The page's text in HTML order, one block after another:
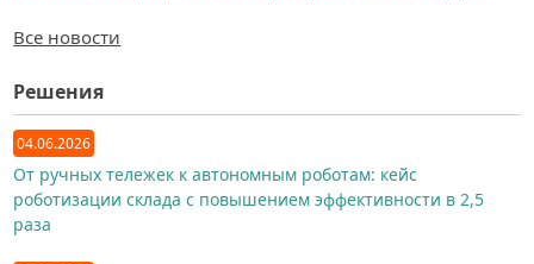
Все новости
Решения
04.06.2026
От ручных тележек к автономным роботам: кейс
роботизации склада с повышением эффективности в 2,5
раза